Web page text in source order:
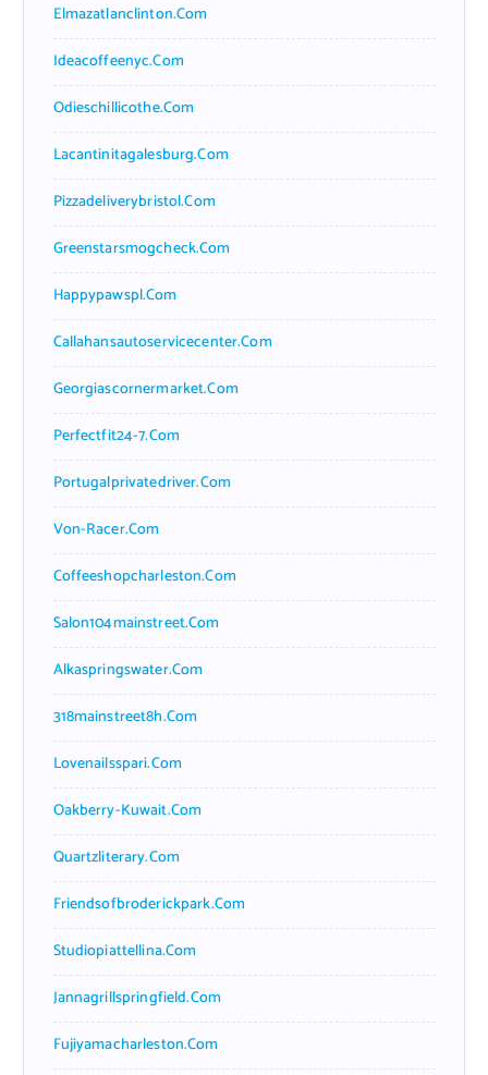
Elmazatlanclinton.com
Ideacoffeenyc.com
Odieschillicothe.com
Lacantinitagalesburg.com
Pizzadeliverybristol.com
Greenstarsmogcheck.com
Happypawspl.com
Callahansautoservicecenter.com
Georgiascornermarket.com
Perfectfit24-7.com
Portugalprivatedriver.com
Von-Racer.com
Coffeeshopcharleston.com
Salon104mainstreet.com
Alkaspringswater.com
318mainstreet8h.com
Lovenailsspari.com
Oakberry-Kuwait.com
Quartzliterary.com
Friendsofbroderickpark.com
Studiopiattellina.com
Jannagrillspringfield.com
Fujiyamacharleston.com